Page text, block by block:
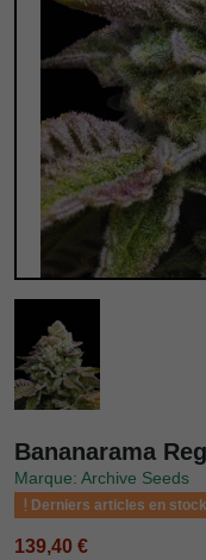
Bananarama
Marque: Archive Seeds
Derniers articles en stock
139,40 €